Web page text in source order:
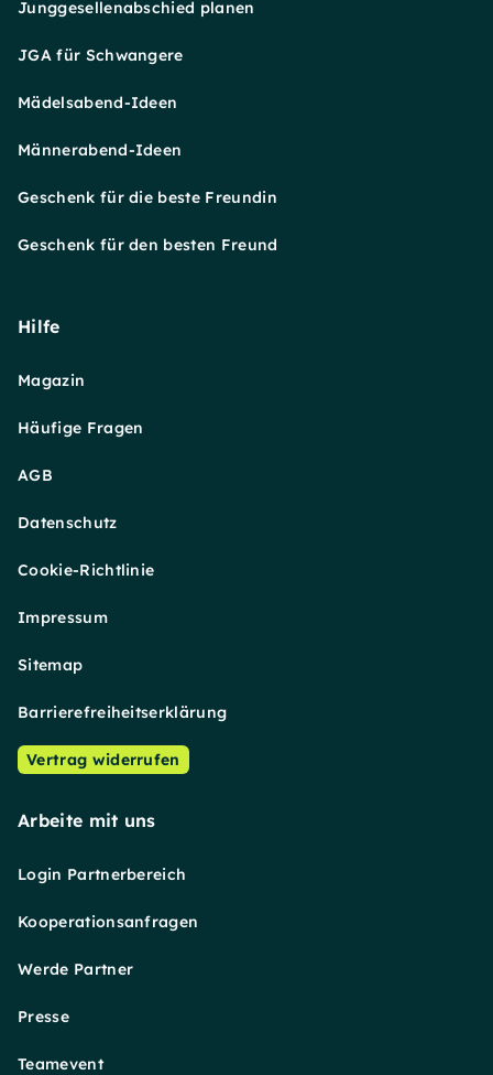
Junggesellenabschied planen
JGA für Schwangere
Mädelsabend-Ideen
Männerabend-Ideen
Geschenk für die beste Freundin
Geschenk für den besten Freund
Hilfe
Magazin
Häufige Fragen
AGB
Datenschutz
Cookie-Richtlinie
Impressum
Sitemap
Barrierefreiheitserklärung
Vertrag widerrufen
Arbeite mit uns
Login Partnerbereich
Kooperationsanfragen
Werde Partner
Presse
Teamevent